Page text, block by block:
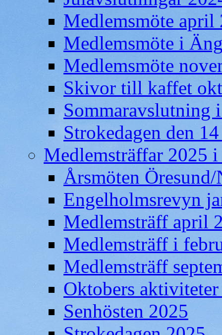
Medlemsmöte april
Medlemsmöte i
Medlemsmöte
Skivor till kaffet
Sommaravslutning
Strokedagen den
Medlemsträffar 2025
Årsmöten
Engelholmsrevyn
Medlemsträff april
Medlemsträff i
Medlemsträff
Oktobers
Senhösten 2025